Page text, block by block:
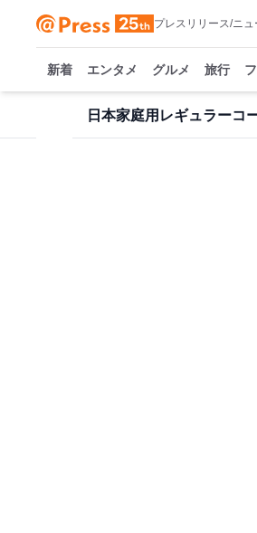
プレスリリース/ニ
新着 エンタメ グルメ 旅行
日本家庭用レギュラーコ